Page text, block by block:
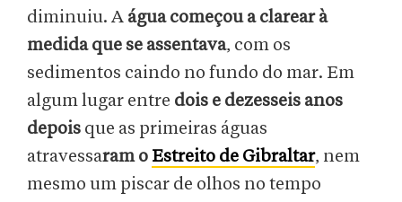
diminuiu. A água começou a clarear à
medida que se assentava, com os
sedimentos caindo no fundo do mar. Em
algum lugar entre dois e dezesseis anos
depois que as primeiras águas
atravessaram o Estreito de Gibraltar, nem
mesmo um piscar de olhos no tempo